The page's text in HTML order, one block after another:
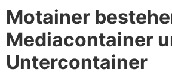
Motainer
Mediacontainer
Untercontainer